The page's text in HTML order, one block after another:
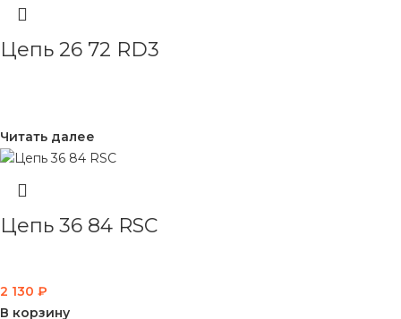
Цепь 26 72 RD3
Читать далее
Цепь 36 84 RSC
2 130 ₽
В корзину